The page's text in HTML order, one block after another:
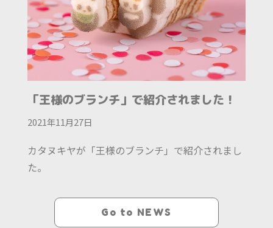
「王様のブランチ」で紹介されました！
2021年11月27日
カタヌキヤが「王様のブランチ」で紹介されまし
た。
Go to NEWS